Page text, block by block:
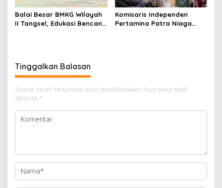
Balai Besar BMKG Wilayah
II Tangsel, Edukasi Bencana
Komisaris Independen
Pertamina Patra Niaga
Tinggalkan Balasan
Alamat email Anda tidak akan dipublikasikan. Ruas yang wajib
ditandai *